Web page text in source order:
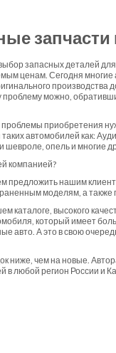
запасных деталей
ценам. Сегодня
производства
проблему можно,
приобретения
автомобилей как:
шевроле, опель и многие
компанией?
предложить нашим
моделям, а также
каталоге, высокого
который имеет
авто. А это в свою
ниже, чем на новые.
в любой регион России и